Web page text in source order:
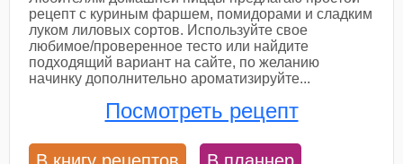
рецепт с куриным фаршем, помидорами и сладким
луком лиловых сортов. Используйте свое
любимое/проверенное тесто или найдите
подходящий вариант на сайте, по желанию
начинку дополнительно ароматизируйте...
Посмотреть рецепт